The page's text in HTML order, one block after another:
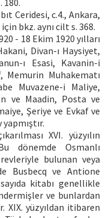
180.
Ceridesi, c.4., Ankara,
bkz. aynı cilt s. 368.
- 18 Ekim 1920 yılları
Divan-ı Haysiyet,
ı Esasi, Kavanin-i
Memurin Muhakematı
Muvazene-i Maliye,
ve Maadin, Posta ve
Şeriye ve Evkaf ve
XVI. yüzyılın
dönemde Osmanlı
bulunan veya
Busbecq ve Antione
kitabı genellikle
ve bunlardan
XIX. yüzyıldan itibaren